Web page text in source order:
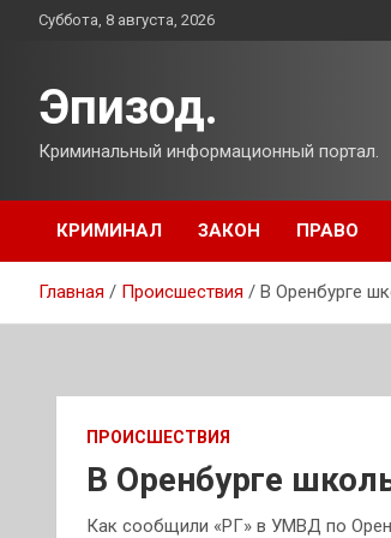
ПерейтиСуббота, 8 августа, 2026
Эпизод.
Криминальный информационный портал.
КРИМИНАЛ ЗАКОН ПРАВО
Главная Происшествия В Оренбурге
ПРОИСШЕСТВИЯ
В Оренбурге
Как сообщили «РГ» в УМВД по